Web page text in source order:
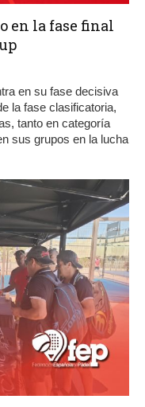
en la fase final
en su fase decisiva
la fase clasificatoria,
tanto en categoría
sus grupos en la lucha